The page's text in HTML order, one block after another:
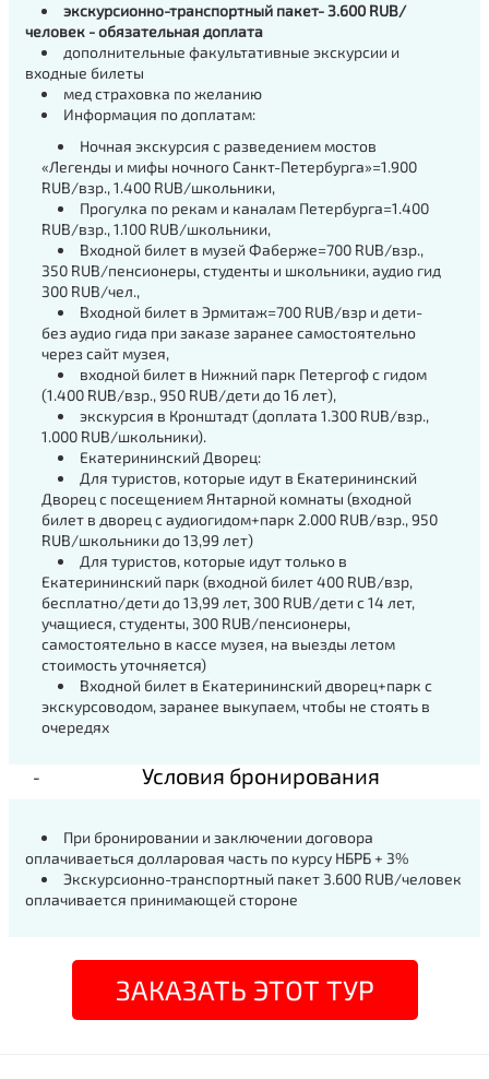
экскурсионно-транспортный пакет- 3.600 RUB/
человек - обязательная доплата
дополнительные факультативные экскурсии и
входные билеты
мед страховка по желанию
Информация по доплатам:
Ночная экскурсия с разведением мостов
«Легенды и мифы ночного Санкт-Петербурга»=1.900
RUB/взр., 1.400 RUB/школьники,
Прогулка по рекам и каналам Петербурга=1.400
RUB/взр., 1.100 RUB/школьники,
Входной билет в музей Фаберже=700 RUB/взр.,
350 RUB/пенсионеры, студенты и школьники, аудио гид
300 RUB/чел.,
Входной билет в Эрмитаж=700 RUB/взр и дети-
без аудио гида при заказе заранее самостоятельно
через сайт музея,
входной билет в Нижний парк Петергоф с гидом
(1.400 RUB/взр., 950 RUB/дети до 16 лет),
экскурсия в Кронштадт (доплата 1.300 RUB/взр.,
1.000 RUB/школьники).
Екатерининский Дворец:
Для туристов, которые идут в Екатерининский
Дворец с посещением Янтарной комнаты (входной
билет в дворец с аудиогидом+парк 2.000 RUB/взр., 950
RUB/школьники до 13,99 лет)
Для туристов, которые идут только в
Екатерининский парк (входной билет 400 RUB/взр,
бесплатно/дети до 13,99 лет, 300 RUB/дети с 14 лет,
учащиеся, студенты, 300 RUB/пенсионеры,
самостоятельно в кассе музея, на выезды летом
стоимость уточняется)
Входной билет в Екатерининский дворец+парк с
экскурсоводом, заранее выкупаем, чтобы не стоять в
очередях
Условия бронирования
При бронировании и заключении договора
оплачиваеться долларовая часть по курсу НБРБ + 3%
Экскурсионно-транспортный пакет 3.600 RUB/человек
оплачивается принимающей стороне
ЗАКАЗАТЬ ЭТОТ ТУР